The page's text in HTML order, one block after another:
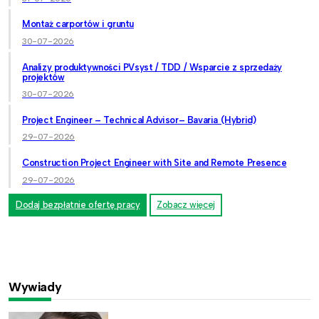
Montaż carportów i gruntu
30-07-2026
Analizy produktywności PVsyst / TDD / Wsparcie z sprzedaży
projektów
30-07-2026
Project Engineer – Technical Advisor– Bavaria (Hybrid)
29-07-2026
Construction Project Engineer with Site and Remote Presence
29-07-2026
Dodaj bezpłatnie ofertę pracy Zobacz więcej
Wywiady